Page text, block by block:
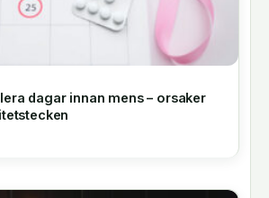
dagar innan mens – orsaker